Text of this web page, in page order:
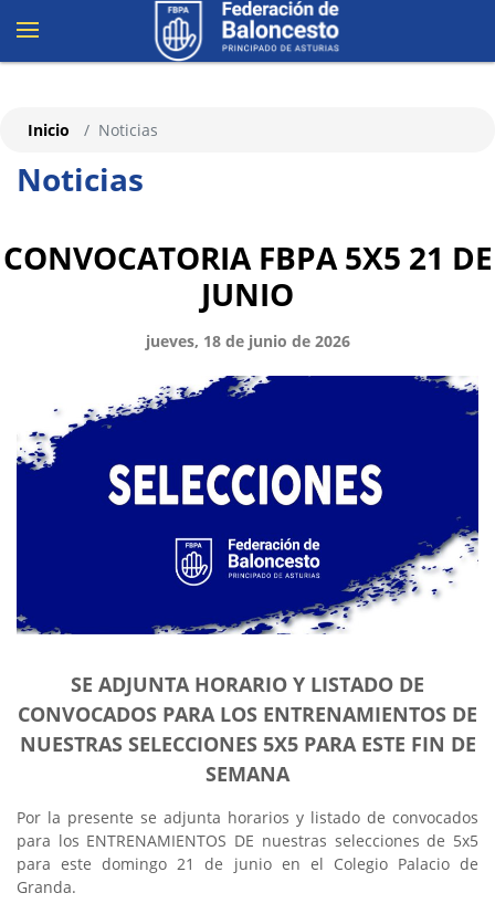
Noticias
Inicio Noticias
CONVOCATORIA FBPA 5X5 21 DE
JUNIO
jueves, 18 de junio de 2026
SE ADJUNTA HORARIO Y LISTADO DE
CONVOCADOS PARA LOS ENTRENAMIENTOS DE
NUESTRAS SELECCIONES 5X5 PARA ESTE FIN DE
SEMANA
Por la presente se adjunta horarios y listado de convocados
para los ENTRENAMIENTOS DE nuestras selecciones de 5x5
para este domingo 21 de junio en el Colegio Palacio de
Granda.